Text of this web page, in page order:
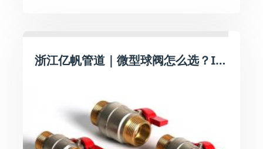
浙江亿帆管道｜微型球阀怎么选？IFAN蝴蝶柄黄铜小球阀，狭小管路空间优选